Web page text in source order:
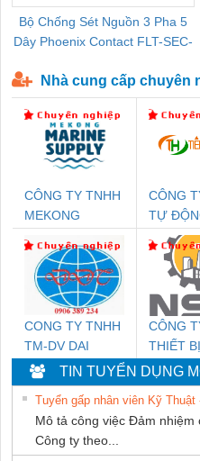
Bộ Chống Sét Nguồn 3 Pha 5
Dây Phoenix Contact FLT-SEC-
Nhà cung cấp chuyên
CÔNG TY TNHH
MEKONG
CÔNG
TỰ
HƯNG
CONG TY TNHH
TM-DV DAI
DONG THANH
CÔNG
THIẾT
NGHIỆP
NAM
TIN TUYỂN DỤNG
Tuyển gấp nhân viên Kỹ
Mô tả công việc Đảm nhiệm
Công ty theo...